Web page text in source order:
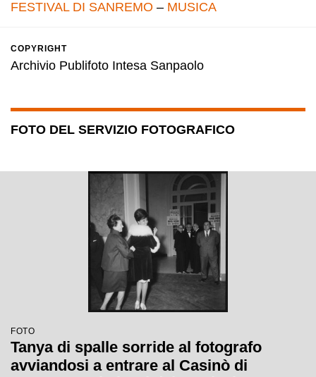
FESTIVAL DI SANREMO – MUSICA
COPYRIGHT
Archivio Publifoto Intesa Sanpaolo
FOTO DEL SERVIZIO FOTOGRAFICO
FOTO
Tanya di spalle sorride al fotografo
avviandosi a entrare al Casinò di